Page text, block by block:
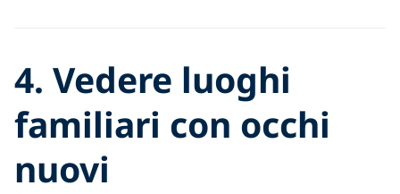
4. Vedere luoghi
familiari con occhi
nuovi